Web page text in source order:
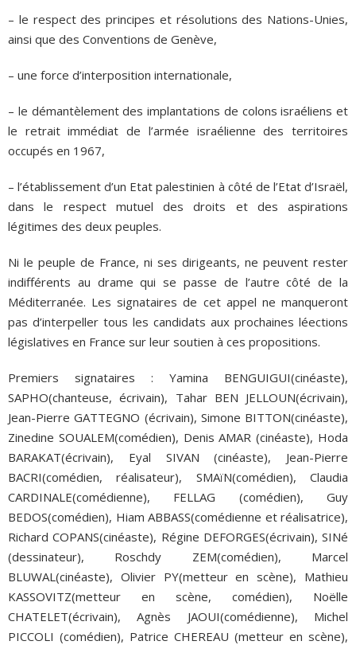
– le respect des principes et résolutions des Nations-Unies,
ainsi que des Conventions de Genève,
– une force d’interposition internationale,
– le démantèlement des implantations de colons israéliens et
le retrait immédiat de l’armée israélienne des territoires
occupés en 1967,
– l’établissement d’un Etat palestinien à côté de l’Etat d’Israël,
dans le respect mutuel des droits et des aspirations
légitimes des deux peuples.
Ni le peuple de France, ni ses dirigeants, ne peuvent rester
indifférents au drame qui se passe de l’autre côté de la
Méditerranée. Les signataires de cet appel ne manqueront
pas d’interpeller tous les candidats aux prochaines léections
législatives en France sur leur soutien à ces propositions.
Premiers signataires : Yamina BENGUIGUI(cinéaste),
SAPHO(chanteuse, écrivain), Tahar BEN JELLOUN(écrivain),
Jean-Pierre GATTEGNO (écrivain), Simone BITTON(cinéaste),
Zinedine SOUALEM(comédien), Denis AMAR (cinéaste), Hoda
BARAKAT(écrivain), Eyal SIVAN (cinéaste), Jean-Pierre
BACRI(comédien, réalisateur), SMAïN(comédien), Claudia
CARDINALE(comédienne), FELLAG (comédien), Guy
BEDOS(comédien), Hiam ABBASS(comédienne et réalisatrice),
Richard COPANS(cinéaste), Régine DEFORGES(écrivain), SINé
(dessinateur), Roschdy ZEM(comédien), Marcel
BLUWAL(cinéaste), Olivier PY(metteur en scène), Mathieu
KASSOVITZ(metteur en scène, comédien), Noëlle
CHATELET(écrivain), Agnès JAOUI(comédienne), Michel
PICCOLI (comédien), Patrice CHEREAU (metteur en scène),